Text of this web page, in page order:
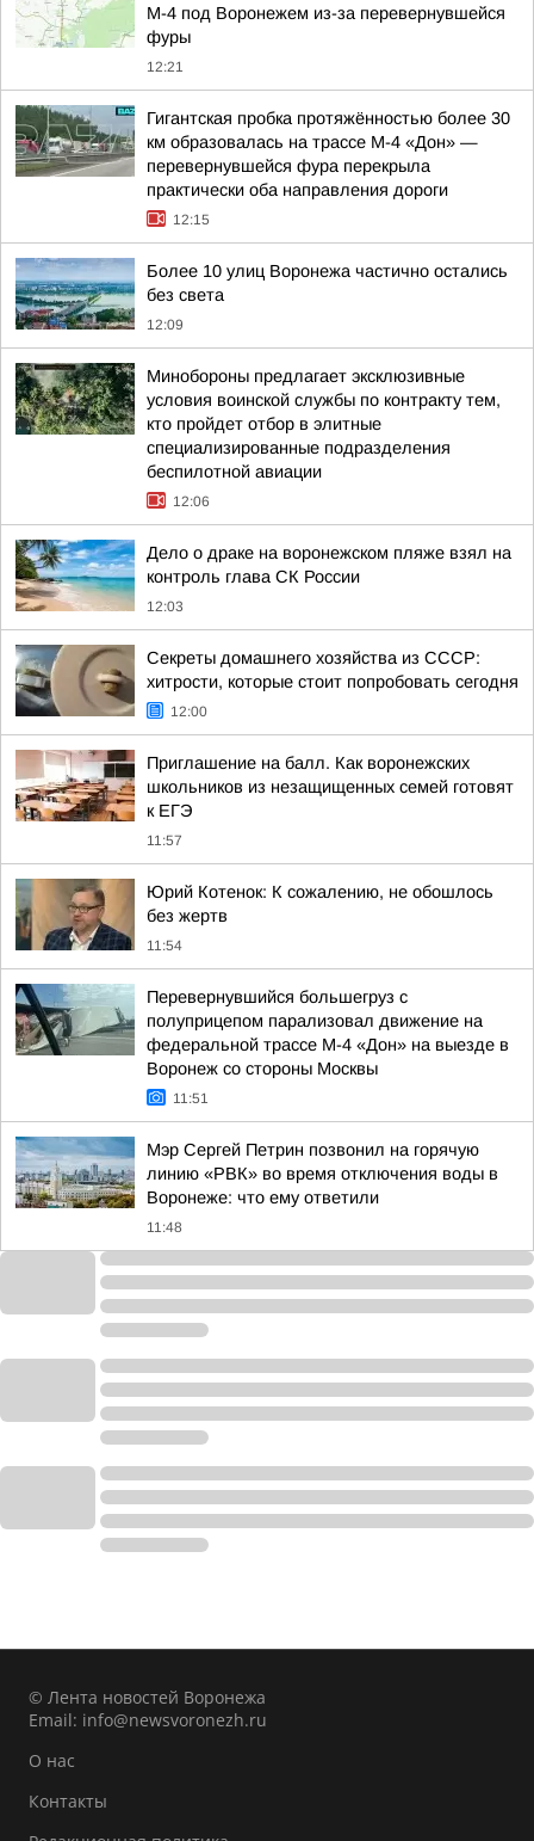
М-4 под Воронежем из-за перевернувшейся
фуры
12:21
Гигантская пробка протяжённостью более 30
км образовалась на трассе М-4 «Дон» —
перевернувшейся фура перекрыла
практически оба направления дороги
12:15
Более 10 улиц Воронежа частично остались
без света
12:09
Минобороны предлагает эксклюзивные
условия воинской службы по контракту тем,
кто пройдет отбор в элитные
специализированные подразделения
беспилотной авиации
12:06
Дело о драке на воронежском пляже взял на
контроль глава СК России
12:03
Секреты домашнего хозяйства из СССР:
хитрости, которые стоит попробовать сегодня
12:00
Приглашение на балл. Как воронежских
школьников из незащищенных семей готовят
к ЕГЭ
11:57
Юрий Котенок: К сожалению, не обошлось
без жертв
11:54
Перевернувшийся большегруз с
полуприцепом парализовал движение на
федеральной трассе М-4 «Дон» на выезде в
Воронеж со стороны Москвы
11:51
Мэр Сергей Петрин позвонил на горячую
линию «РВК» во время отключения воды в
Воронеже: что ему ответили
11:48
© Лента новостей Воронежа
Email: info@newsvoronezh.ru
О нас
Контакты